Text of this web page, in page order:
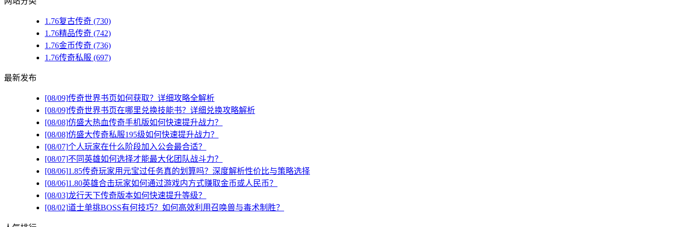
1.76复古传奇 (730)
1.76精品传奇 (742)
1.76金币传奇 (736)
1.76传奇私服 (697)
最新发布
[08/09]传奇世界书页如何获取？详细攻略全解析
[08/09]传奇世界书页在哪里兑换技能书？详细兑换攻略解析
[08/08]仿盛大热血传奇手机版如何快速提升战力？
[08/08]仿盛大传奇私服195级如何快速提升战力？
[08/07]个人玩家在什么阶段加入公会最合适？
[08/07]不同英雄如何选择才能最大化团队战斗力？
[08/06]1.85传奇玩家用元宝过任务真的划算吗？深度解析性价比与策略选择
[08/06]1.80英雄合击玩家如何通过游戏内方式赚取金币或人民币？
[08/03]龙行天下传奇版本如何快速提升等级？
[08/02]道士单挑BOSS有何技巧？如何高效利用召唤兽与毒术制胜？